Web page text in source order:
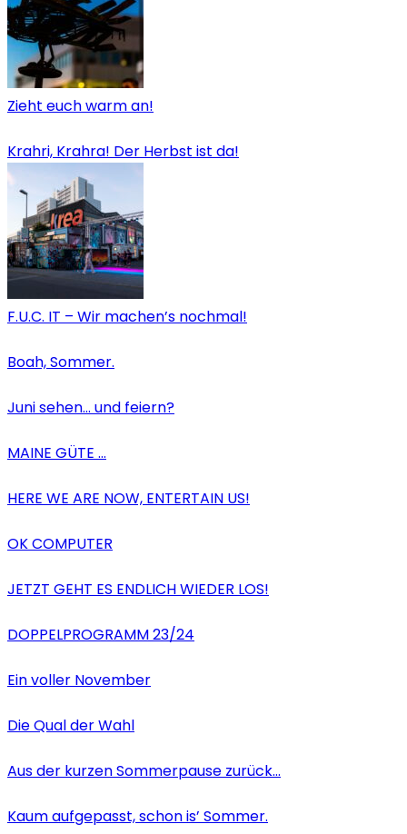
Zieht euch warm an!
Krahri, Krahra! Der Herbst ist da!
F.U.C. IT – Wir machen’s nochmal!
Boah, Sommer.
Juni sehen… und feiern?
MAINE GÜTE …
HERE WE ARE NOW, ENTERTAIN US!
OK COMPUTER
JETZT GEHT ES ENDLICH WIEDER LOS!
DOPPELPROGRAMM 23/24
Ein voller November
Die Qual der Wahl
Aus der kurzen Sommerpause zurück…
Kaum aufgepasst, schon is’ Sommer.